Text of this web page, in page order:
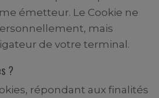
émetteur. Le Cookie ne
mais
de votre terminal.
?
répondant aux finalités